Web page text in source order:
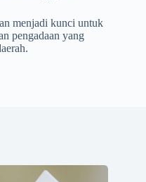
menjadi kunci untuk
pengadaan yang